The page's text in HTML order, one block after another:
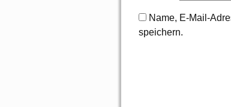
Name, E-Mail-
speichern.